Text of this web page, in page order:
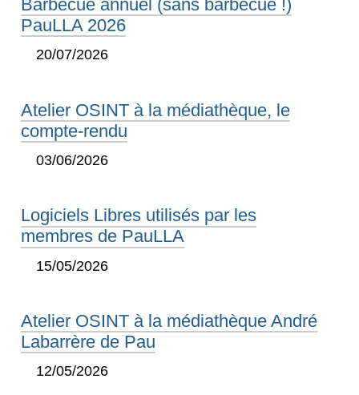
Barbecue annuel (sans barbecue !)
PauLLA 2026
20/07/2026
Atelier OSINT à la médiathèque, le
compte-rendu
03/06/2026
Logiciels Libres utilisés par les
membres de PauLLA
15/05/2026
Atelier OSINT à la médiathèque André
Labarrère de Pau
12/05/2026